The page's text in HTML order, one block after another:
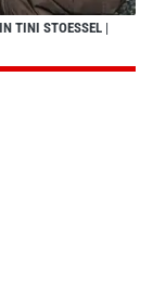
TINI STOESSEL |